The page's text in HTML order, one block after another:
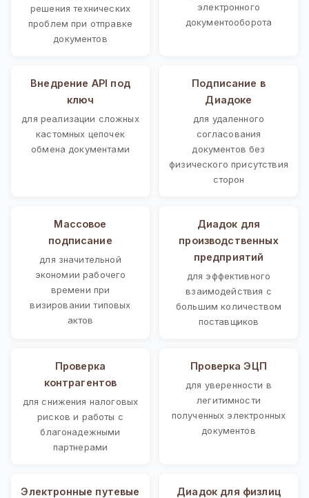
решения технических
проблем при отправке
документов
электронного
документооборота
Внедрение API под
ключ
для реализации сложных
кастомных цепочек
обмена документами
Подписание в
Диадоке
для удаленного
согласования
документов без
физического присутствия
сторон
Массовое
подписание
для значительной
экономии рабочего
времени при
визировании типовых
актов
Диадок для
производственных
предприятий
для эффективного
взаимодействия с
большим количеством
поставщиков
Проверка
контрагентов
для снижения налоговых
рисков и работы с
благонадежными
партнерами
Проверка ЭЦП
для уверенности в
легитимности
полученных электронных
документов
Электронные путевые
Диадок для физлиц